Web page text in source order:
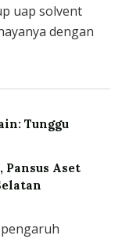
uap solvent
dengan
Tunggu
Aset